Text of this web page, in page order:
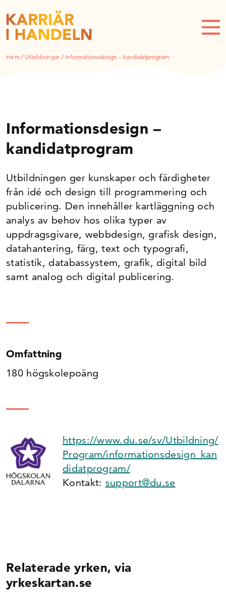
Hem/ Utbildningar / Informationsdesign – kandidatprogram
Informationsdesign –
kandidatprogram
Utbildningen ger kunskaper och färdigheter
från idé och design till programmering och
publicering. Den innehåller kartläggning och
analys av behov hos olika typer av
uppdragsgivare, webbdesign, grafisk design,
datahantering, färg, text och typografi,
statistik, databassystem, grafik, digital bild
samt analog och digital publicering.
Omfattning
180 högskolepoäng
https://www.du.se/sv/Utbildning/
Program/informationsdesign_kan
didatprogram/
Kontakt: support@du.se
Relaterade yrken, via
yrkeskartan.se